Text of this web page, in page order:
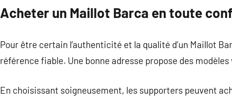
Acheter un Maillot Barca en toute
Pour être certain l’authenticité et la qualité d’un Maillot
référence fiable. Une bonne adresse propose des
En choisissant soigneusement, les supporters peuvent